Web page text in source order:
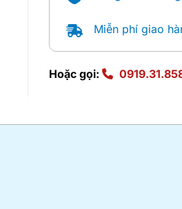
Miễn phí giao
Hoặc gọi: